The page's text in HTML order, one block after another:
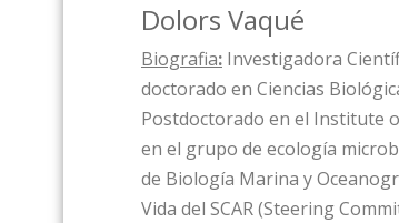
Dolors Vaqué
Biografia: Investigadora
doctorado en Ciencias
Postdoctorado en el Institute
en el grupo de ecología
de Biología Marina y
Vida del SCAR (Steering